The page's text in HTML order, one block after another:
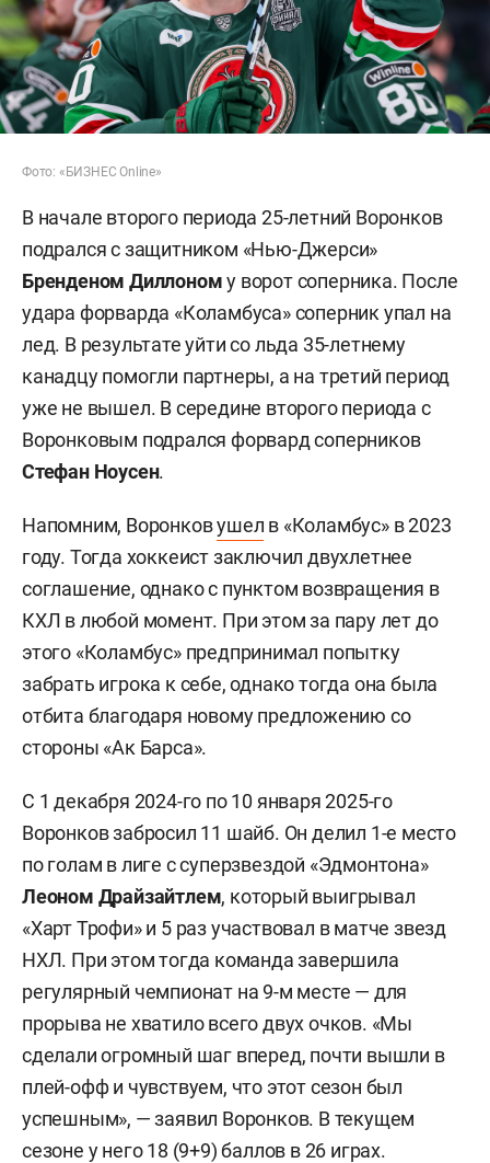
Фото: «БИЗНЕС Online»
В начале второго периода 25-летний Воронков
подрался с защитником «Нью-Джерси»
Бренденом Диллоному ворот соперника. После
удара форварда «Коламбуса» соперник упал на
лед. В результате уйти со льда 35-летнему
канадцу помогли партнеры, а на третий период
уже не вышел. В середине второго периода с
Воронковым подрался форвард соперников
Стефан Ноусен.
Напомним, Воронковушел в «Коламбус» в 2023
году. Тогда хоккеист заключил двухлетнее
соглашение, однако с пунктом возвращения в
КХЛ в любой момент. При этом за пару лет до
этого «Коламбус» предпринимал попытку
забрать игрока к себе, однако тогда она была
отбита благодаря новому предложению со
стороны «Ак Барса».
С 1 декабря 2024-го по 10 января 2025-го
Воронков забросил 11 шайб. Он делил 1-е место
по голам в лиге с суперзвездой «Эдмонтона»
Леоном Драйзайтлем, который выигрывал
«Харт Трофи» и 5 раз участвовал в матче звезд
НХЛ. При этом тогда команда завершила
регулярный чемпионат на 9-м месте — для
прорыва не хватило всего двух очков. «Мы
сделали огромный шаг вперед, почти вышли в
плей-офф и чувствуем, что этот сезон был
успешным», — заявил Воронков. В текущем
сезоне у него 18 (9+9) баллов в 26 играх.